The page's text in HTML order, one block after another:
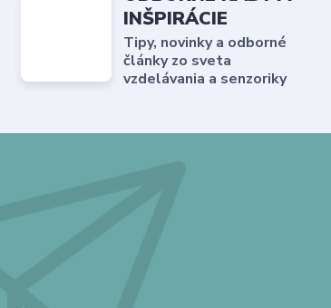
INŠPIRÁCIE
Tipy, novinky a odborné
články zo sveta
vzdelávania a senzoriky